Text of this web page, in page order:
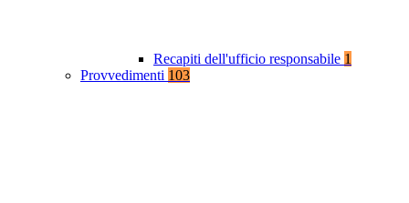
Recapiti dell'ufficio responsabile 1
Provvedimenti 103